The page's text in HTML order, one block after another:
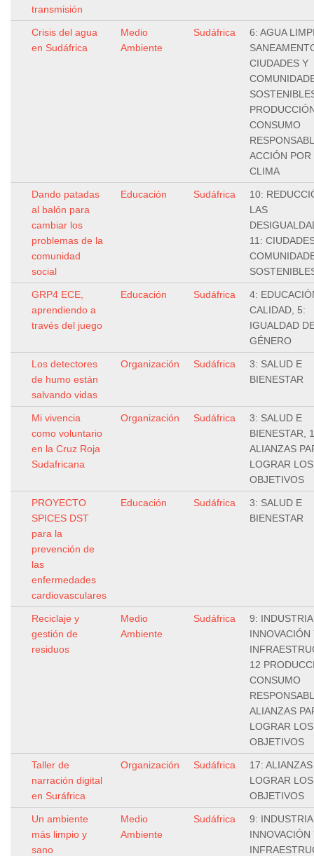
transmisión
Crisis del agua
en Sudáfrica
Medio
Ambiente
Sudáfrica
6: AGUA
CIUDADES Y
CONSUMO
ACCIÓN POR
CLIMA
Dando patadas
al balón para
cambiar los
problemas de la
comunidad
social
Educación Sudáfrica
10:
LAS
11:
GRP4 ECE,
aprendiendo a
través del juego
Educación Sudáfrica
4:
CALIDAD, 5:
IGUALDAD
GÉNERO
Los detectores
de humo están
salvando vidas
Organización Sudáfrica
3: SALUD E
BIENESTAR
Mi vivencia
como voluntario
en la Cruz Roja
Sudafricana
Organización Sudáfrica
3: SALUD E
BIENESTAR,
ALIANZAS
LOGRAR LOS
OBJETIVOS
PROYECTO
SPICES DST
para la
prevención de
las
enfermedades
cardiovasculares
Educación Sudáfrica
3: SALUD E
BIENESTAR
Reciclaje y
gestión de
residuos
Medio
Ambiente
Sudáfrica
9:
INNOVACIÓN
12
CONSUMO
ALIANZAS
LOGRAR LOS
OBJETIVOS
Taller de
narración digital
en Suráfrica
Organización Sudáfrica
17: ALIANZAS
LOGRAR LOS
OBJETIVOS
Un ambiente
más limpio y
sano
Medio
Ambiente
Sudáfrica
9:
INNOVACIÓN